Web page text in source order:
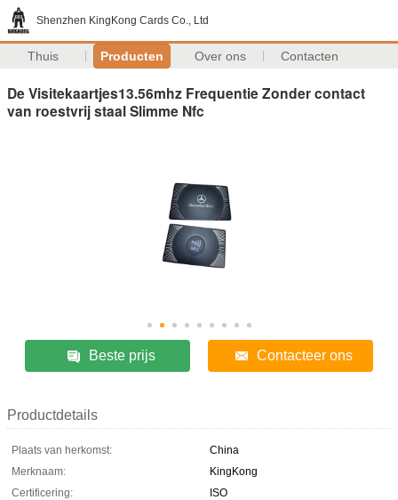
Shenzhen KingKong Cards Co., Ltd
Thuis Producten Over ons Contacten
De Visitekaartjes13.56mhz Frequentie Zonder contact
van roestvrij staal Slimme Nfc
Beste prijs Contacteer ons
Productdetails
Plaats van herkomst:
China
Merknaam:
KingKong
Certificering:
ISO